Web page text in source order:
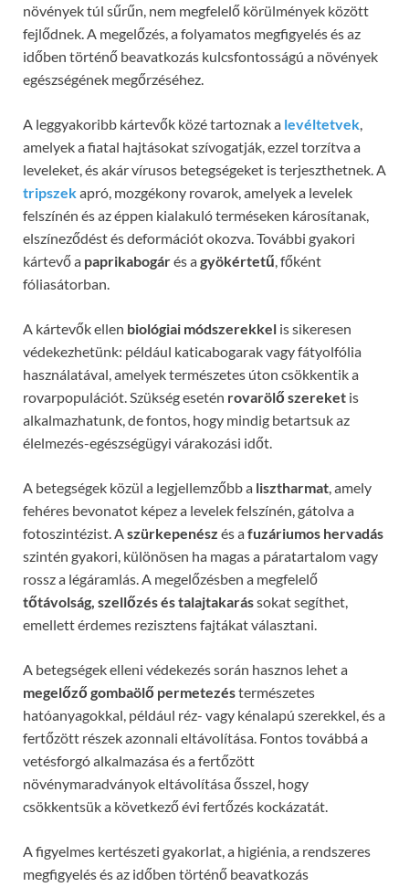
növények túl sűrűn, nem megfelelő körülmények között
fejlődnek. A megelőzés, a folyamatos megfigyelés és az
időben történő beavatkozás kulcsfontosságú a növények
egészségének megőrzéséhez.
A leggyakoribb kártevők közé tartoznak a levéltetvek,
amelyek a fiatal hajtásokat szívogatják, ezzel torzítva a
leveleket, és akár vírusos betegségeket is terjeszthetnek. A
tripszekapró, mozgékony rovarok, amelyek a levelek
felszínén és az éppen kialakuló terméseken károsítanak,
elszíneződést és deformációt okozva. További gyakori
kártevő a paprikabogárés agyökértetű, főként
fóliasátorban.
A kártevők ellen biológiai módszerekkel is sikeresen
védekezhetünk: például katicabogarak vagy fátyolfólia
használatával, amelyek természetes úton csökkentik a
rovarpopulációt. Szükség esetén rovarölő szereket is
alkalmazhatunk, de fontos, hogy mindig betartsuk az
élelmezés-egészségügyi várakozási időt.
A betegségek közül a legjellemzőbb a lisztharmat, amely
fehéres bevonatot képez a levelek felszínén, gátolva a
fotoszintézist. Aszürkepenész és afuzáriumos hervadás
szintén gyakori, különösen ha magas a páratartalom vagy
rossz a légáramlás. A megelőzésben a megfelelő
tőtávolság, szellőzés és talajtakarássokat segíthet,
emellett érdemes rezisztens fajtákat választani.
A betegségek elleni védekezés során hasznos lehet a
megelőző gombaölő permetezéstermészetes
hatóanyagokkal, például réz- vagy kénalapú szerekkel, és a
fertőzött részek azonnali eltávolítása. Fontos továbbá a
vetésforgó alkalmazása és a fertőzött
növénymaradványok eltávolítása ősszel, hogy
csökkentsük a következő évi fertőzés kockázatát.
A figyelmes kertészeti gyakorlat, a higiénia, a rendszeres
megfigyelés és az időben történő beavatkozás